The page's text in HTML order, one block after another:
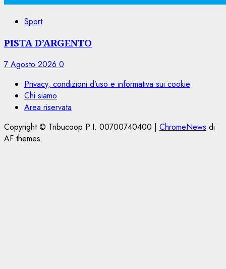
Sport
PISTA D’ARGENTO
7 Agosto 2026 0
Privacy, condizioni d’uso e informativa sui cookie
Chi siamo
Area riservata
Copyright © Tribucoop P.I. 00700740400 | ChromeNews di
AF themes.